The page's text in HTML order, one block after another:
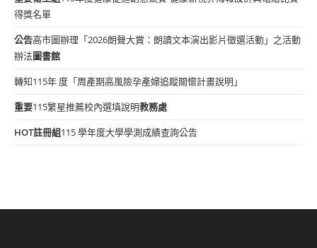
得獎名單
公告高市圖辦理「2026朗聲大賞：朗讀文本演出影片徵選活動」之活動
辦法圖書館
轉知115年 度「周產期高風險孕產婦追蹤關懷計畫說明」
重要115繁星推薦校內選填說明教務處
HOT註冊組115 學年度大學學測成績查詢公告